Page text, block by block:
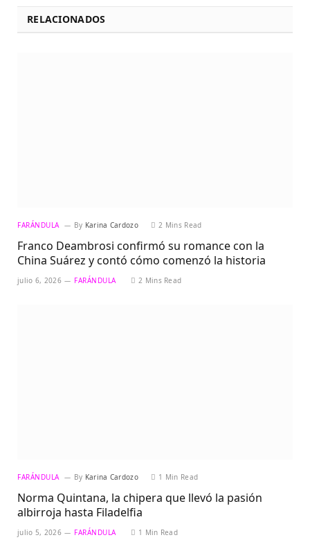
RELACIONADOS
FARÁNDULA By Karina Cardozo 2 Mins Read
Franco Deambrosi confirmó su romance con la
China Suárez y contó cómo comenzó la historia
julio 6, 2026 FARÁNDULA 2 Mins Read
FARÁNDULA By Karina Cardozo 1 Min Read
Norma Quintana, la chipera que llevó la pasión
albirroja hasta Filadelfia
julio 5, 2026 FARÁNDULA 1 Min Read